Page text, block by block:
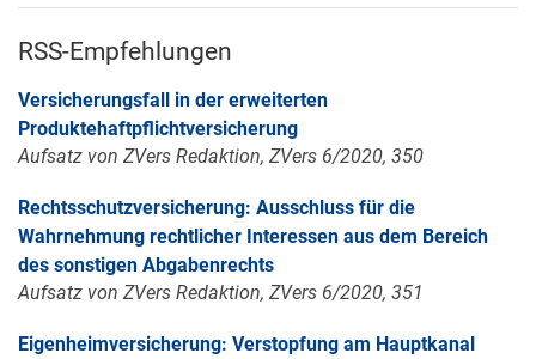
RSS-Empfehlungen
Versicherungsfall in der erweiterten
Produktehaftpflichtversicherung
Aufsatz von ZVers Redaktion, ZVers 6/2020, 350
Rechtsschutzversicherung: Ausschluss für die
Wahrnehmung rechtlicher Interessen aus dem Bereich
des sonstigen Abgabenrechts
Aufsatz von ZVers Redaktion, ZVers 6/2020, 351
Eigenheimversicherung: Verstopfung am Hauptkanal